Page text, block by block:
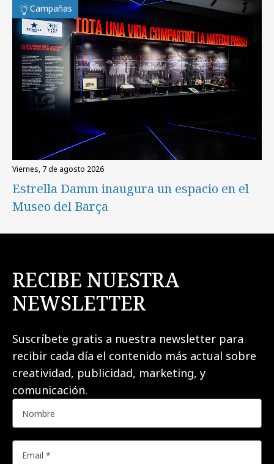
Campañas
viernes, 7 de agosto 2026
Estrella Damm inaugura un espacio en el
Museo del Barça
RECIBE NUESTRA
NEWSLETTER
Suscríbete gratis a nuestra newsletter para
recibir cada día el contenido más actual sobre
creatividad, publicidad, marketing, y
comunicación.